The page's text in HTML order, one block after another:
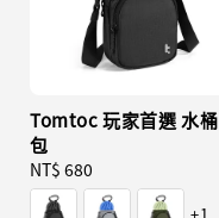
Tomtoc 玩家首選 水桶
包
Regular
price
NT$ 680
+1